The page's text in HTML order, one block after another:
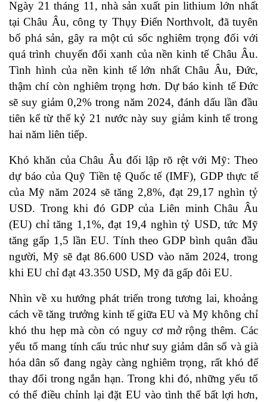
Ngày 21 tháng 11, nhà sản xuất pin lithium lớn nhất
tại Châu Âu, công ty Thụy Điển Northvolt, đã tuyên
bố phá sản, gây ra một cú sốc nghiêm trọng đối với
quá trình chuyển đổi xanh của nền kinh tế Châu Âu.
Tình hình của nền kinh tế lớn nhất Châu Âu, Đức,
thậm chí còn nghiêm trọng hơn. Dự báo kinh tế Đức
sẽ suy giảm 0,2% trong năm 2024, đánh dấu lần đầu
tiên kể từ thế kỷ 21 nước này suy giảm kinh tế trong
hai năm liên tiếp.
Khó khăn của Châu Âu đối lập rõ rệt với Mỹ: Theo
dự báo của Quỹ Tiền tệ Quốc tế (IMF), GDP thực tế
của Mỹ năm 2024 sẽ tăng 2,8%, đạt 29,17 nghìn tỷ
USD. Trong khi đó GDP của Liên minh Châu Âu
(EU) chỉ tăng 1,1%, đạt 19,4 nghìn tỷ USD, tức Mỹ
tăng gấp 1,5 lần EU. Tính theo GDP bình quân đầu
người, Mỹ sẽ đạt 86.600 USD vào năm 2024, trong
khi EU chỉ đạt 43.350 USD, Mỹ đã gấp đôi EU.
Nhìn về xu hướng phát triển trong tương lai, khoảng
cách về tăng trưởng kinh tế giữa EU và Mỹ không chỉ
khó thu hẹp mà còn có nguy cơ mở rộng thêm. Các
yếu tố mang tính cấu trúc như suy giảm dân số và già
hóa dân số đang ngày càng nghiêm trọng, rất khó để
thay đổi trong ngắn hạn. Trong khi đó, những yếu tố
có thể điều chỉnh lại đặt EU vào tình thế bất lợi hơn,